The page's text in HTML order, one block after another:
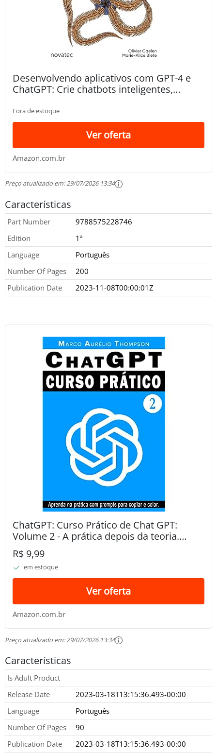
Desenvolvendo aplicativos com GPT-4 e
ChatGPT: Crie chatbots inteligentes,
Fora de estoque
Ver oferta
Amazon.com.br
Preço atualizado em:29/07/2026 13:34
Características
Part Number
9788575228746
Edition
1ª
Language
Português
Number Of Pages
200
Publication Date
2023-11-08T00:00:01Z
ChatGPT: Curso Prático de Chat GPT:
Volume 2 - A prática depois da teoria.
(Escola de Inteligência)
R$ 9,99
em estoque
Ver oferta
Amazon.com.br
Preço atualizado em:29/07/2026 13:34
Características
Is Adult Product
Release Date
2023-03-18T13:15:36.493-00:00
Language
Português
Number Of Pages
90
Publication Date
2023-03-18T13:15:36.493-00:00